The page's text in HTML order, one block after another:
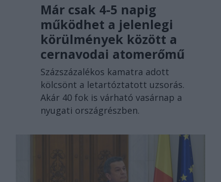
Már csak 4-5 napig
működhet a jelenlegi
körülmények között a
cernavodai atomerőmű
Százszázalékos kamatra adott
kölcsönt a letartóztatott uzsorás.
Akár 40 fok is várható vasárnap a
nyugati országrészben.